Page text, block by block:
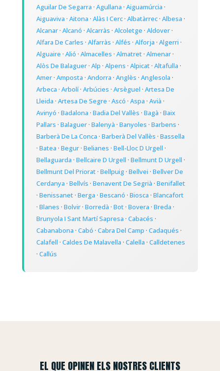
Aguilar De Segarra · Agullana · Aiguamúrcia ·
Aiguaviva · Aitona · Alàs I Cerc· Albatàrrec· Albesa ·
Alcanar· Alcanó · Alcarràs · Alcoletge · Aldover·
Alfara De Carles · Alfarràs · Alfés · Alforja · Algerri ·
Alguaire · Alió · Almacelles · Almatret· Almenar·
Alòs De Balaguer· Alp · Alpens · Alpicat· Altafulla ·
Amer· Amposta · Andorra · Anglès · Anglesola ·
Arbeca · Arbolí· Arbúcies · Arsèguel · Artesa De
Lleida · Artesa De Segre · Ascó · Aspa · Avià ·
Avinyó · Badalona · Badia Del Vallès · Bagà · Baix
Pallars · Balaguer· Balenyà · Banyoles · Barbens ·
Barberà De La Conca · Barberà Del Vallès · Bassella
· Batea · Begur· Belianes · Bell-Lloc D Urgell ·
Bellaguarda · Bellcaire D Urgell · Bellmunt D Urgell ·
Bellmunt Del Priorat· Bellpuig· Bellvei · Bellver De
Cerdanya · Bellvís · Benavent De Segrià · Benifallet
· Benissanet· Berga · Bescanó · Biosca · Blancafort
· Blanes · Bolvir· Borredà · Bot· Bovera · Breda ·
Brunyola I Sant Martí Sapresa · Cabacés ·
Cabanabona · Cabó · Cabra Del Camp · Cadaqués ·
Calafell · Caldes De Malavella · Calella · Calldetenes
· Callús
EL QUE OPINEN ELS NOSTRES CLIENTS